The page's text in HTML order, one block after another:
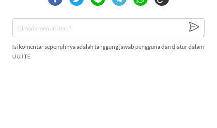
Isi komentar sepenuhnya adalah tanggung jawab pengguna dan diatur dalam
UU ITE